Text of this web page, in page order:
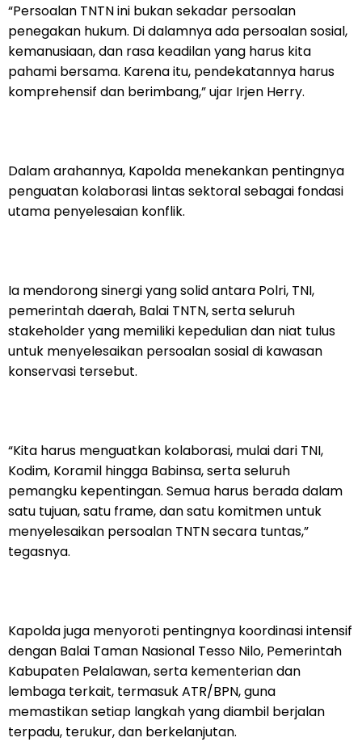
“Persoalan TNTN ini bukan sekadar persoalan
penegakan hukum. Di dalamnya ada persoalan sosial,
kemanusiaan, dan rasa keadilan yang harus kita
pahami bersama. Karena itu, pendekatannya harus
komprehensif dan berimbang,” ujar Irjen Herry.
Dalam arahannya, Kapolda menekankan pentingnya
penguatan kolaborasi lintas sektoral sebagai fondasi
utama penyelesaian konflik.
Ia mendorong sinergi yang solid antara Polri, TNI,
pemerintah daerah, Balai TNTN, serta seluruh
stakeholder yang memiliki kepedulian dan niat tulus
untuk menyelesaikan persoalan sosial di kawasan
konservasi tersebut.
“Kita harus menguatkan kolaborasi, mulai dari TNI,
Kodim, Koramil hingga Babinsa, serta seluruh
pemangku kepentingan. Semua harus berada dalam
satu tujuan, satu frame, dan satu komitmen untuk
menyelesaikan persoalan TNTN secara tuntas,”
tegasnya.
Kapolda juga menyoroti pentingnya koordinasi intensif
dengan Balai Taman Nasional Tesso Nilo, Pemerintah
Kabupaten Pelalawan, serta kementerian dan
lembaga terkait, termasuk ATR/BPN, guna
memastikan setiap langkah yang diambil berjalan
terpadu, terukur, dan berkelanjutan.